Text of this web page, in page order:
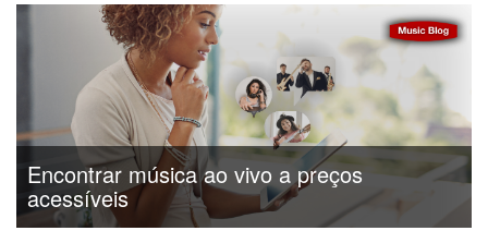
Encontrar música ao vivo a preços
acessíveis